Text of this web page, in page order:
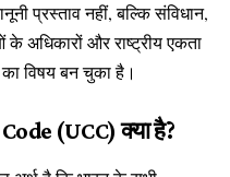
प्रस्ताव नहीं, बल्कि संविधान,
के अधिकारों और राष्ट्रीय एकता
विषय बन चुका है।
(UCC) क्या है?